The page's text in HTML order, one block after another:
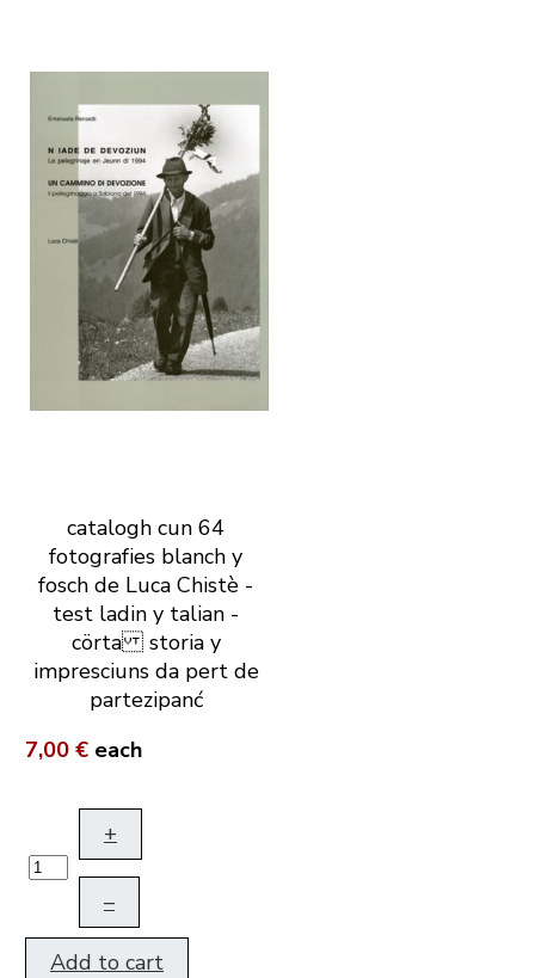
catalogh cun 64
fotografies blanch y
fosch de Luca Chistè -
test ladin y talian -
cörta storia y
impresciuns da pert de
partezipanć
7,00 € each
+
–
Add to cart